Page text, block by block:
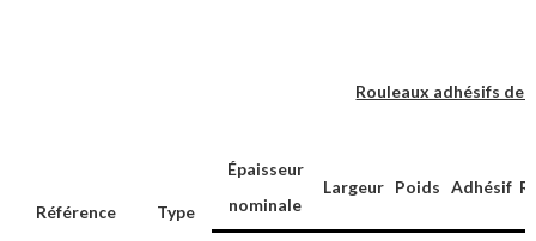
Rouleaux adhésifs de
Référence Type
Épaisseur
nominale
Largeur Poids Adhésif